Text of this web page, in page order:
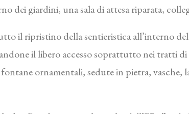
dei giardini, una sala di attesa riparata,
il ripristino della sentieristica all’interno
il libero accesso soprattutto nei tratti di
ornamentali, sedute in pietra,